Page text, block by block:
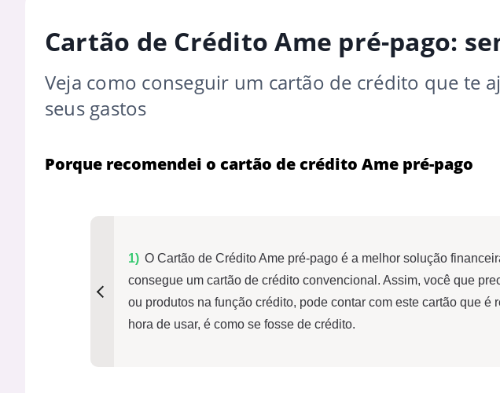
Cartão de Crédito Ame pré-pago:
Veja como conseguir um cartão de crédito que te
seus gastos
Porque recomendei o cartão de crédito Ame pré-pago
O Cartão de Crédito Ame pré-pago é a melhor solução
consegue um cartão de crédito convencional. Assim, você que
ou produtos na função crédito, pode contar com este cartão que é
hora de usar, é como se fosse de crédito.